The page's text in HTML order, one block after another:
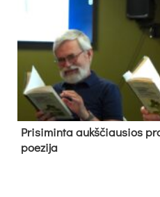
Pri­si­min­ta aukš­čiau­sios
poe­zi­ja